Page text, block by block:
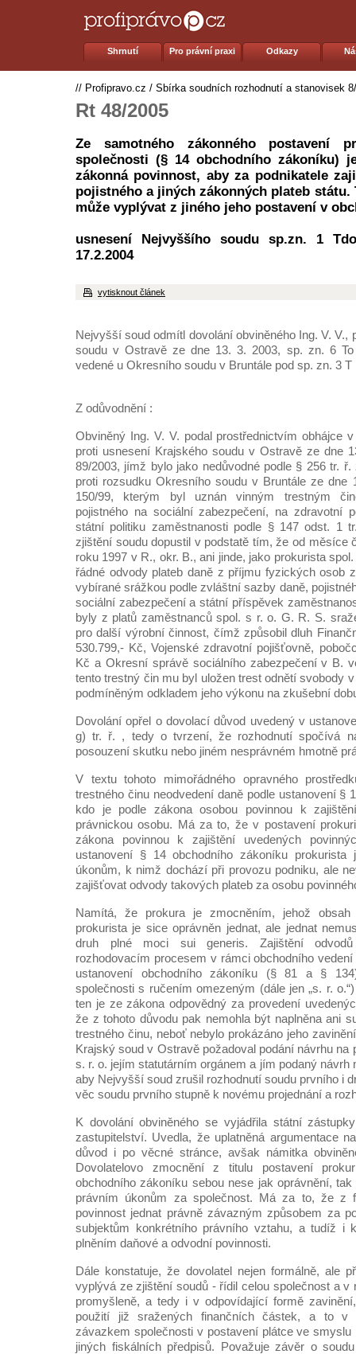
Shrnutí Pro právní praxi Odkazy
// Profipravo.cz / Sbírka soudních rozhodnutí a stanovisek
Rt 48/2005
Ze samotného zákonného postavení
společnosti (§ 14 obchodního zákoníku)
zákonná povinnost, aby za podnikatele
pojistného a jiných zákonných plateb státu.
může vyplývat z jiného jeho postavení v
usnesení Nejvyššího soudu sp.zn. 1
17.2.2004
vytisknout článek
Nejvyšší soud odmítl dovolání obviněného Ing. V. V.,
soudu v Ostravě ze dne 13. 3. 2003, sp. zn. 6
vedené u Okresního soudu v Bruntále pod sp. zn. 3 T
Z odůvodnění :
Obviněný Ing. V. V. podal prostřednictvím obhájce
proti usnesení Krajského soudu v Ostravě ze dne
89/2003, jímž bylo jako nedůvodné podle § 256 tr.
proti rozsudku Okresního soudu v Bruntále ze dne
150/99, kterým byl uznán vinným trestným
pojistného na sociální zabezpečení, na zdravotní
státní politiku zaměstnanosti podle § 147 odst. 1
zjištění soudu dopustil v podstatě tím, že od měsíce
roku 1997 v R., okr. B., ani jinde, jako prokurista
řádné odvody plateb daně z příjmu fyzických osob
vybírané srážkou podle zvláštní sazby daně,
sociální zabezpečení a státní příspěvek
byly z platů zaměstnanců spol. s r. o. G. R. S.
pro další výrobní činnost, čímž způsobil dluh
530.799,- Kč, Vojenské zdravotní pojišťovně,
Kč a Okresní správě sociálního zabezpečení v B.
tento trestný čin mu byl uložen trest odnětí svobody
podmíněným odkladem jeho výkonu na zkušební
Dovolání opřel o dovolací důvod uvedený v
g) tr. ř. , tedy o tvrzení, že rozhodnutí spočívá
posouzení skutku nebo jiném nesprávném hmotně
V textu tohoto mimořádného opravného
trestného činu neodvedení daně podle ustanovení §
kdo je podle zákona osobou povinnou k
právnickou osobu. Má za to, že v postavení
zákona povinnou k zajištění uvedených
ustanovení § 14 obchodního zákoníku
úkonům, k nimž dochází při provozu podniku, ale
zajišťovat odvody takových plateb za osobu
Namítá, že prokura je zmocněním, jehož
prokurista je sice oprávněn jednat, ale jednat
druh plné moci sui generis. Zajištění
rozhodovacím procesem v rámci obchodního
ustanovení obchodního zákoníku (§ 81 a §
společnosti s ručením omezeným (dále jen „s. r.
ten je ze zákona odpovědný za provedení
že z tohoto důvodu pak nemohla být naplněna ani
trestného činu, neboť nebylo prokázáno jeho
Krajský soud v Ostravě požadoval podání návrhu na
s. r. o. jejím statutárním orgánem a jím podaný návrh
aby Nejvyšší soud zrušil rozhodnutí soudu prvního i
věc soudu prvního stupně k novému projednání a
K dovolání obviněného se vyjádřila státní
zastupitelství. Uvedla, že uplatněná argumentace
důvod i po věcné stránce, avšak námitka
Dovolatelovo zmocnění z titulu postavení
obchodního zákoníku sebou nese jak oprávnění,
právním úkonům za společnost. Má za to, že z
povinnost jednat právně závazným způsobem za
subjektům konkrétního právního vztahu, a tudíž i
plněním daňové a odvodní povinnosti.
Dále konstatuje, že dovolatel nejen formálně, ale
vyplývá ze zjištění soudů - řídil celou společnost a v
promyšleně, a tedy i v odpovídající formě
použití již sražených finančních částek, a to v
závazkem společnosti v postavení plátce ve
jiných fiskálních předpisů. Považuje závěr o